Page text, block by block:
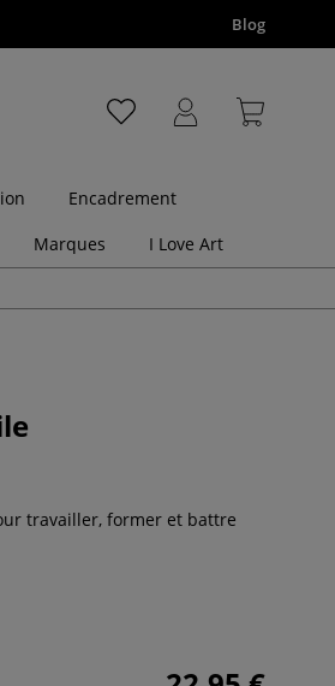
Blog
Encadrement
Marques I Love Art
travailler, former et battre